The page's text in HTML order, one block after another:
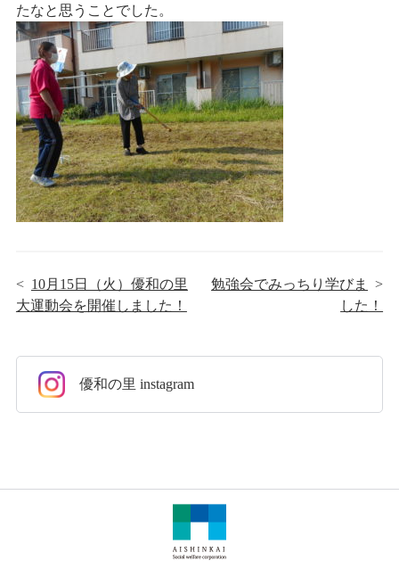
たなと思うことでした。
< 10月15日（火）優和の里
大運動会を開催しました！
>
勉強会でみっちり学びま
した！
優和の里 instagram